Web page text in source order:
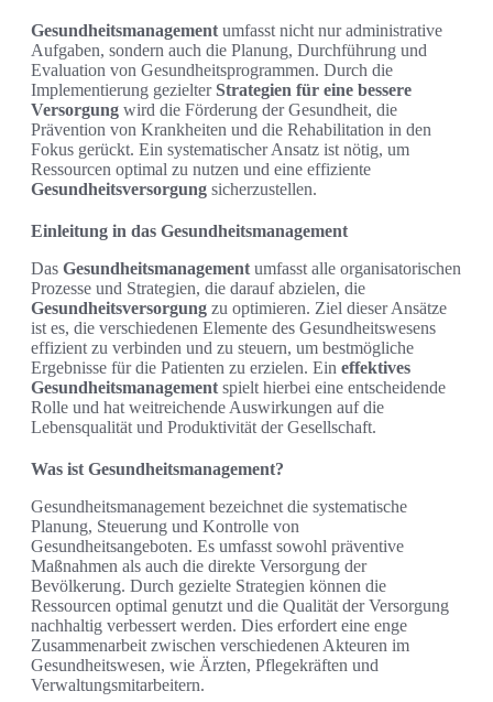
Gesundheitsmanagement umfasst nicht nur administrative
Aufgaben, sondern auch die Planung, Durchführung und
Evaluation von Gesundheitsprogrammen. Durch die
Implementierung gezielterStrategien für eine bessere
Versorgung wird die Förderung der Gesundheit, die
Prävention von Krankheiten und die Rehabilitation in den
Fokus gerückt. Ein systematischer Ansatz ist nötig, um
Ressourcen optimal zu nutzen und eine effiziente
Gesundheitsversorgung sicherzustellen.
Einleitung in das Gesundheitsmanagement
Das Gesundheitsmanagement umfasst alle organisatorischen
Prozesse und Strategien, die darauf abzielen, die
Gesundheitsversorgung zu optimieren. Ziel dieser Ansätze
ist es, die verschiedenen Elemente des Gesundheitswesens
effizient zu verbinden und zu steuern, um bestmögliche
Ergebnisse für die Patienten zu erzielen. Ein effektives
Gesundheitsmanagement spielt hierbei eine entscheidende
Rolle und hat weitreichende Auswirkungen auf die
Lebensqualität und Produktivität der Gesellschaft.
Was ist Gesundheitsmanagement?
Gesundheitsmanagement bezeichnet die systematische
Planung, Steuerung und Kontrolle von
Gesundheitsangeboten. Es umfasst sowohl präventive
Maßnahmen als auch die direkte Versorgung der
Bevölkerung. Durch gezielte Strategien können die
Ressourcen optimal genutzt und die Qualität der Versorgung
nachhaltig verbessert werden. Dies erfordert eine enge
Zusammenarbeit zwischen verschiedenen Akteuren im
Gesundheitswesen, wie Ärzten, Pflegekräften und
Verwaltungsmitarbeitern.